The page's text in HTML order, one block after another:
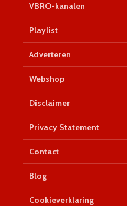
VBRO-kanalen
Playlist
Adverteren
Webshop
Disclaimer
Privacy Statement
Contact
Blog
Cookieverklaring